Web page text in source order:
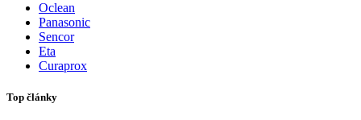
Oclean
Panasonic
Sencor
Eta
Curaprox
Top články